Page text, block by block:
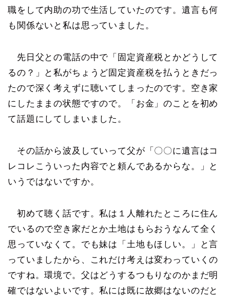
職をして内助の功で生活していたのです。遺言も何
も関係ないと私は思っていました。
先日父との電話の中で「固定資産税とかどうして
るの？」と私がちょうど固定資産税を払うときだっ
たので深く考えずに聴いてしまったのです。空き家
にしたままの状態ですので。「お金」のことを初め
て話題にしてしまいました。
その話から波及していって父が「〇〇に遺言はコ
レコレこういった内容でと頼んであるからな。」と
いうではないですか。
初めて聴く話です。私は１人離れたところに住ん
でいるので空き家だとか土地はもらおうなんて全く
思っていなくて。でも妹は「土地もほしい。」と言
っていましたから、これだけ考えは変わっていくの
ですね。環境で。父はどうするつもりなのかまだ明
確ではないよいです。私には既に故郷はないのだと